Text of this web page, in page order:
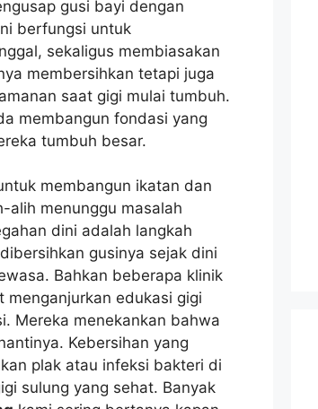
gusi bayi dengan
berfungsi untuk
sekaligus membiasakan
membersihkan tetapi juga
saat gigi mulai tumbuh.
membangun fondasi yang
tumbuh besar.
membangun ikatan dan
alih menunggu masalah
dini adalah langkah
gusinya sejak dini
Bahkan beberapa klinik
menganjurkan edukasi gigi
Mereka menekankan bahwa
Kebersihan yang
plak atau infeksi bakteri di
sulung yang sehat. Banyak